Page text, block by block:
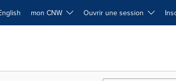
mon CNW Ouvrir une session